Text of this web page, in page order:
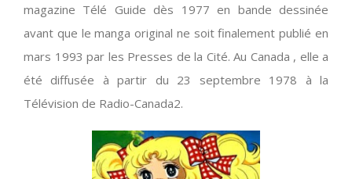
magazine Télé Guide dès 1977 en bande dessinée
avant que le manga original ne soit finalement publié en
mars 1993 par les Presses de la Cité. Au Canada , elle a
été diffusée à partir du 23 septembre 1978 à la
Télévision de Radio-Canada2.